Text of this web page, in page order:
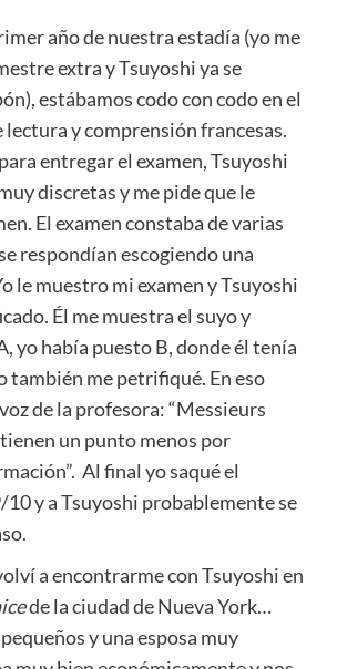
año de nuestra estadía (yo me
extra y Tsuyoshi ya se
estábamos codo con codo en el
lectura y comprensión francesas.
entregar el examen, Tsuyoshi
discretas y me pide que le
El examen constaba de varias
respondían escogiendo una
le muestro mi examen y Tsuyoshi
Él me muestra el suyo y
yo había puesto B, donde él tenía
también me petrifiqué. En eso
de la profesora: “Messieurs
un punto menos por
Al final yo saqué el
y a Tsuyoshi probablemente se
a encontrarme con Tsuyoshi en
de la ciudad de Nueva York…
y una esposa muy